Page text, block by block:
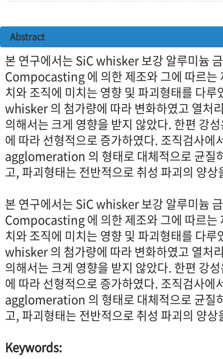
Abstract
본 연구에서는 SiC whisker 보강 알루미늄
Compocasting 에 의한 제조와 그에 따르는
치와 조직에 미치는 영향 및 파괴형태를 다
whisker 의 첨가량에 따라 변화하였고 열처
의해서는 크게 영향을 받지 않았다. 한편 강
에 따라 선형적으로 증가하였다. 조직검사
agglomeration 의 형태로 대체적으로 균질
고, 파괴형태는 전반적으로 취성 파괴의 양상
본 연구에서는 SiC whisker 보강 알루미늄
Compocasting 에 의한 제조와 그에 따르는
치와 조직에 미치는 영향 및 파괴형태를 다
whisker 의 첨가량에 따라 변화하였고 열처
의해서는 크게 영향을 받지 않았다. 한편 강
에 따라 선형적으로 증가하였다. 조직검사
agglomeration 의 형태로 대체적으로 균질
고, 파괴형태는 전반적으로 취성 파괴의 양상
Keywords: